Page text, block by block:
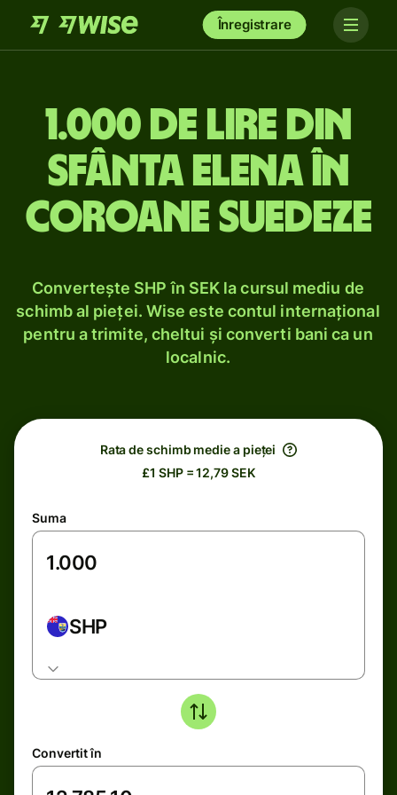
Înregistrare
1.000 de lire din
Sfânta Elena în
coroane suedeze
Convertește SHP în SEK la cursul mediu de
schimb al pieței. Wise este contul internațional
pentru a trimite, cheltui și converti bani ca un
localnic.
Rata de schimb medie a pieței
£1 SHP = 12,79 SEK
Suma
SHP
Convertit în